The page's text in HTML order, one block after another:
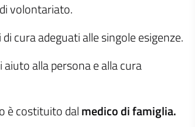
volontariato.
cura adeguati alle singole esigenze.
alla persona e alla cura
è costituito dal medico di famiglia.